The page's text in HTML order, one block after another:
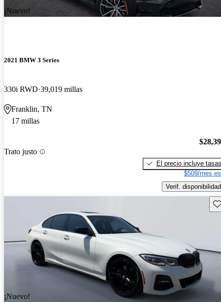
¡Nuevo!
2021 BMW 3 Series
330i RWD 39,019 millas
Franklin, TN
17 millas
Trato justo
El precio incluye tasas
$509/mes
Verif. disponibilidad
¡Nuevo!